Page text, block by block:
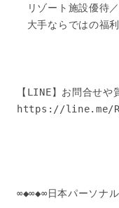
リゾート施設優待
大手ならではの福
【LINE】お問合せや
https://line.me/
∞◆∞◆∞日本パーソナ